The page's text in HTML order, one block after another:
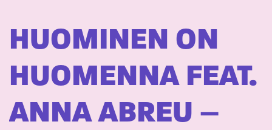
HUOMINEN ON
HUOMENNA FEAT.
ANNA ABREU –